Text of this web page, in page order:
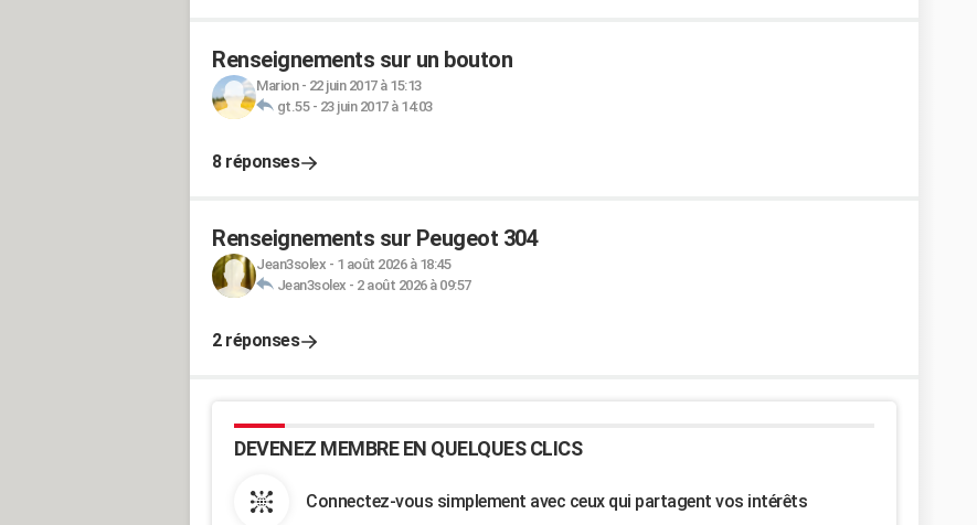
Renseignements sur un bouton
Marion- 22 juin 2017 à 15:13
gt.55- 23 juin 2017 à 14:03
8 réponses
Renseignements sur Peugeot 304
Jean3solex - 1 août 2026 à 18:45
Jean3solex - 2 août 2026 à 09:57
2 réponses
DEVENEZ MEMBRE EN QUELQUES CLICS
Connectez-vous simplement avec ceux qui partagent vos intérêts